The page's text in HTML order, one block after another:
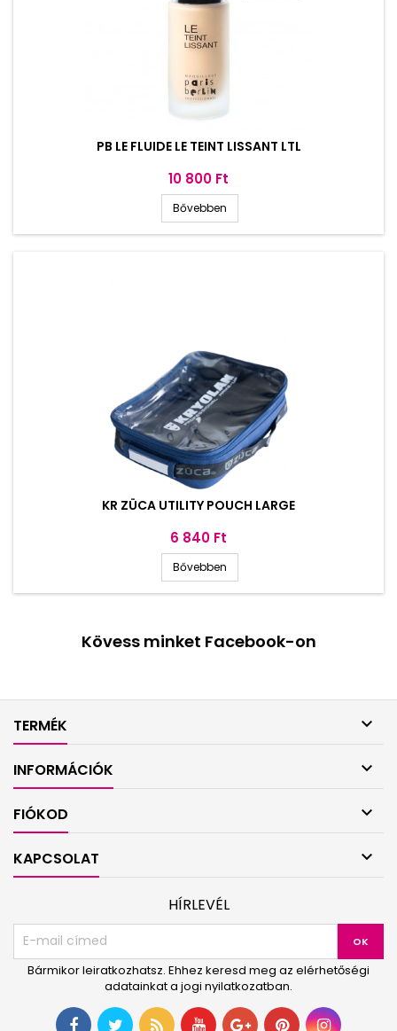
PB LE FLUIDE LE TEINT LISSANT LTL
Ár
10 800 Ft
Bővebben
KR ZÜCA UTILITY POUCH LARGE
Ár
6 840 Ft
Bővebben
Kövess minket Facebook-on
TERMÉK 
INFORMÁCIÓK 
FIÓKOD 
KAPCSOLAT 
HÍRLEVÉL
Bármikor leiratkozhatsz. Ehhez keresd meg az elérhetőségi
adatainkat a jogi nyilatkozatban.